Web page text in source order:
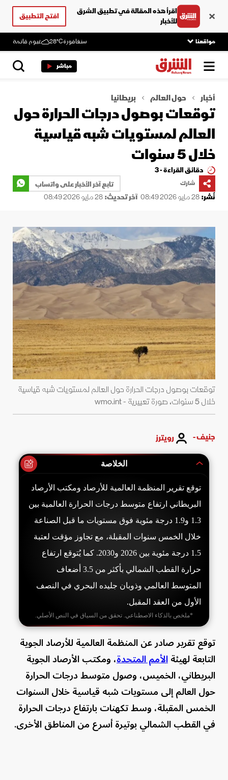
اقرأ هذه المقالة في تطبيق الشرق
للأخبار
افتح التطبيق
مواقعنا سنغافورة28°C غيوم قاتمة
مباشر
أخبار حول العالم بريطانيا
توقعات بوصول درجات الحرارة حول
العالم لمستويات شبه قياسية
خلال 5 سنوات
دقائق القراءة - 3
شارك
تابع آخر الأخبار على واتساب
نُشر:28 مايو 2026 08:49 آخر تحديث:28 مايو 2026 08:49
توقعات بوصول درجات الحرارة حول العالم لمستويات شبه قياسية
خلال 5 سنوات، صورة تعبيرية - wmo.int
جنيف - رويترز
الخلاصة
توقع تقرير المنظمة العالمية للأرصاد ومكتب الأرصاد
البريطاني ارتفاع متوسط درجات الحرارة العالمية بين
1.3 و1.9 درجة مئوية فوق مستويات ما قبل الصناعة
خلال الخمس سنوات المقبلة، مع تجاوز مؤقت لعتبة
1.5 درجة مئوية بين 2026 و2030. كما يُتوقع ارتفاع
حرارة القطب الشمالي بأكثر من 3.5 أضعاف
المتوسط العالمي وذوبان جليده البحري في النصف
الأول من العقد المقبل.
*ملخص بالذكاء الاصطناعي. تحقق من السياق في النص الأصلي.
توقع تقرير صادر عن المنظمة العالمية للأرصاد ​الجوية
التابعة لهيئةالأمم المتحدة، ومكتب الأرصاد الجوية
البريطاني، الخميس، وصول متوسط درجات الحرارة
حول العالم إلى مستويات شبه قياسية خلال السنوات
الخمس المقبلة، وسط تكهنات بارتفاع درجات الحرارة
في ⁠القطب الشمالي بوتيرة أسرع من ‌المناطق الأخرى.